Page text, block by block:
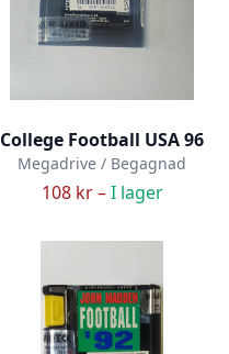
College Football USA 96
Megadrive / Begagnad
108 kr –I lager